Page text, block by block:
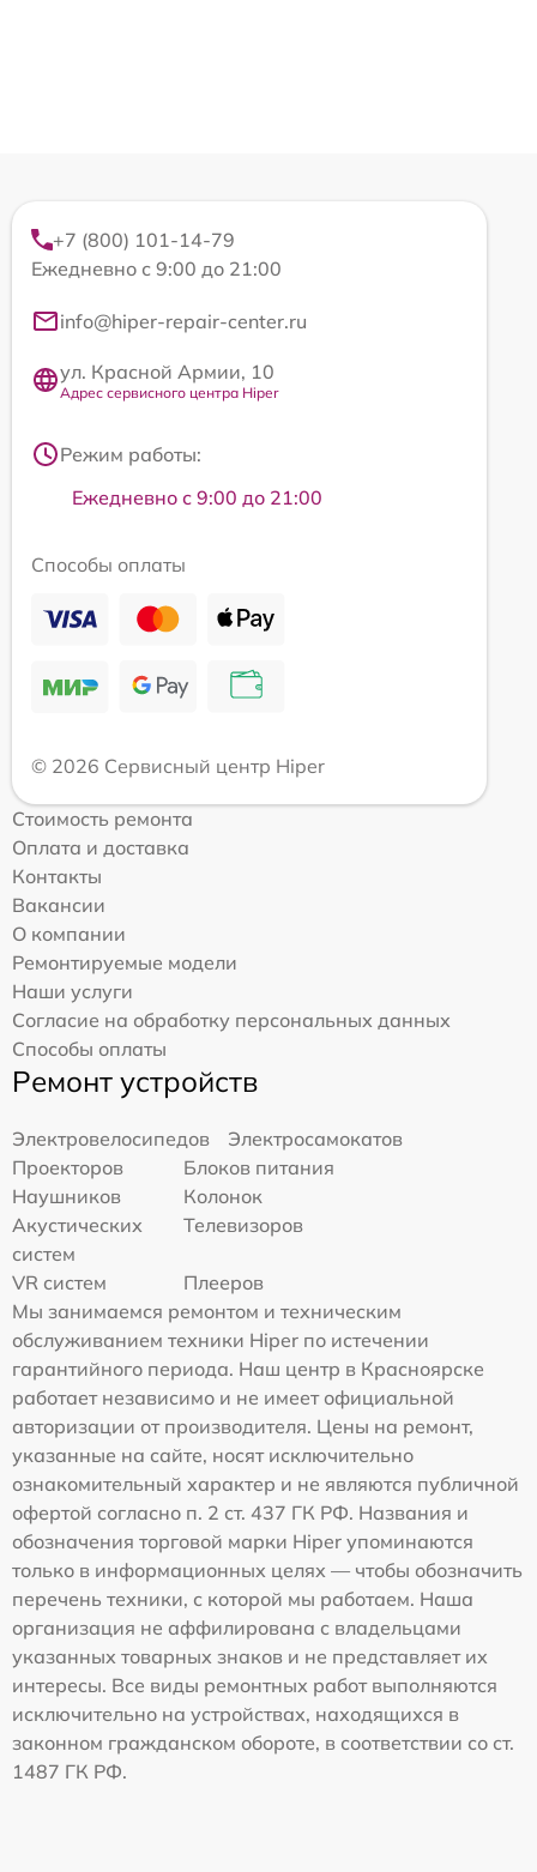
+7 (800) 101-14-79
Ежедневно с 9:00 до 21:00
info@hiper-repair-center.ru
ул. Красной Армии, 10
Адрес сервисного центра Hiper
Режим работы:
Ежедневно с 9:00 до 21:00
Способы оплаты
© 2026 Сервисный центр Hiper
Стоимость ремонта
Оплата и доставка
Контакты
Вакансии
О компании
Ремонтируемые модели
Наши услуги
Согласие на обработку персональных данных
Способы оплаты
Ремонт устройств
Электровелосипедов
Электросамокатов
Проекторов
Блоков питания
Наушников
Колонок
Акустических
систем
Телевизоров
VR систем
Плееров
Мы занимаемся ремонтом и техническим
обслуживанием техники Hiper по истечении
гарантийного периода. Наш центр в Красноярске
работает независимо и не имеет официальной
авторизации от производителя. Цены на ремонт,
указанные на сайте, носят исключительно
ознакомительный характер и не являются публичной
офертой согласно п. 2 ст. 437 ГК РФ. Названия и
обозначения торговой марки Hiper упоминаются
только в информационных целях — чтобы обозначить
перечень техники, с которой мы работаем. Наша
организация не аффилирована с владельцами
указанных товарных знаков и не представляет их
интересы. Все виды ремонтных работ выполняются
исключительно на устройствах, находящихся в
законном гражданском обороте, в соответствии со ст.
1487 ГК РФ.